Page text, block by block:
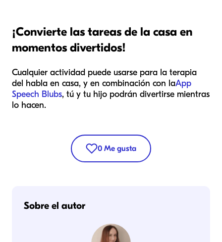
¡Convierte las tareas de la casa en
momentos divertidos!
Cualquier actividad puede usarse para la terapia
del habla en casa, y en combinación con laApp
Speech Blubs, tú y tu hijo podrán divertirse mientras
lo hacen.
0 Me gusta
Sobre el autor